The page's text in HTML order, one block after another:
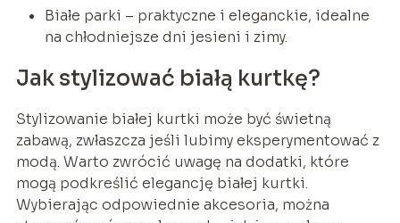
Białe parki – praktyczne i eleganckie, idealne
na chłodniejsze dni jesieni i zimy.
Jak stylizować białą kurtkę?
Stylizowanie białej kurtki może być świetną
zabawą, zwłaszcza jeśli lubimy eksperymentować z
modą. Warto zwrócić uwagę na dodatki, które
mogą podkreślić elegancję białej kurtki.
Wybierając odpowiednie akcesoria, można